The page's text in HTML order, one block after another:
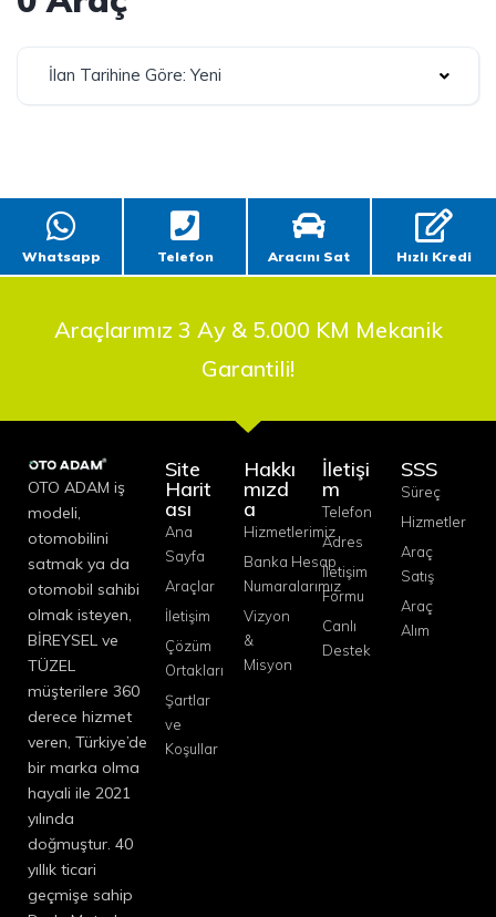
İlan Tarihine Göre: Yeni
Whatsapp Telefon Aracını Sat Hızlı Kredi
Araçlarımız 3 Ay & 5.000 KM Mekanik
Garantili!
OTO ADAM iş
modeli,
otomobilini
satmak ya da
otomobil sahibi
olmak isteyen,
BİREYSEL ve
TÜZEL
müşterilere 360
derece hizmet
veren, Türkiye’de
bir marka olma
hayali ile 2021
yılında
doğmuştur. 40
yıllık ticari
geçmişe sahip
Site
Harit
ası
Ana
Sayfa
Araçlar
İletişim
Çözüm
Ortakları
Şartlar
ve
Koşullar
Hakkı
mızd
a
Hizmetlerimiz
Banka Hesap
Numaralarımız
Vizyon
&
Misyon
İletişi
m
Telefon
Adres
İletişim
Formu
Canlı
Destek
SSS
Süreç
Hizmetler
Araç
Satış
Araç
Alım